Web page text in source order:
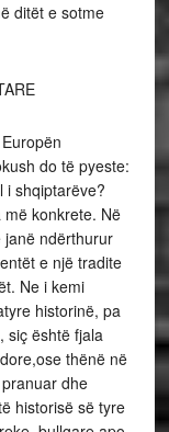
ditët e sotme
do të pyeste:
i shqiptarëve?
konkrete. Në
janë ndërthurur
e një tradite
Ne i kemi
historinë, pa
siç është fjala
thënë në
dhe
historisë së tyre